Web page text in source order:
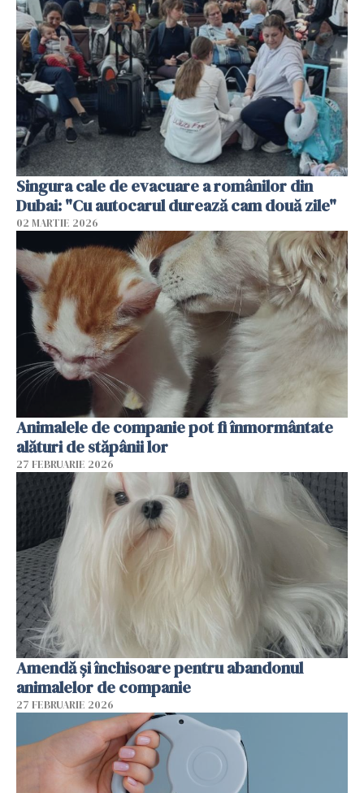
Singura cale de evacuare a românilor din
Dubai: "Cu autocarul durează cam două zile"
02 MARTIE 2026
Animalele de companie pot fi înmormântate
alături de stăpânii lor
27 FEBRUARIE 2026
Amendă și închisoare pentru abandonul
animalelor de companie
27 FEBRUARIE 2026